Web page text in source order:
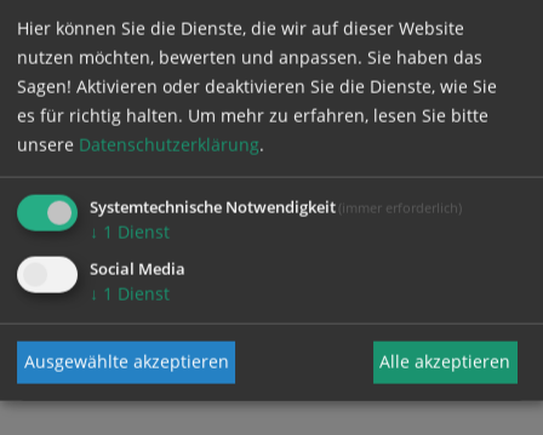
GESCHÜTZTER BEREICH
Bitte melden Sie sich mit Ihrem Benutzernamen
und Passwort an.
Benutzername
Passwort
Hier können Sie die Dienste, die wir auf dieser Website
nutzen möchten, bewerten und anpassen. Sie haben das
Sagen! Aktivieren oder deaktivieren Sie die Dienste, wie Sie
es für richtig halten. Um mehr zu erfahren, lesen Sie bitte
unsere Datenschutzerklärung.
Systemtechnische Notwendigkeit (immer erforderlich)
↓ 1 Dienst
Social Media
↓ 1 Dienst
Ausgewählte akzeptieren Alle akzeptieren